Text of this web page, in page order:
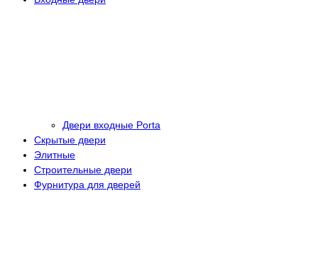
Двери входные Porta
Скрытые двери
Элитные
Строительные двери
Фурнитура для дверей